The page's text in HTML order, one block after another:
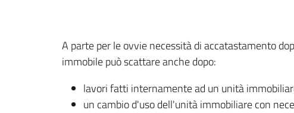
A parte per le ovvie necessità di accatastamento
immobile può scattare anche dopo:
lavori fatti internamente ad un unità
un cambio d'uso dell'unità immobiliare con